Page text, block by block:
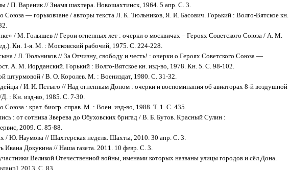
/ П. Вареник // Знамя шахтера. Новошахтинск, 1964. 5 апр. С. 3.
Союза — горьковчане / авторы текста Л. К. Тюльников, Я. И. Басович. Горький : Волго-Вятское кн.
/ М. Голышев // Герои огненных лет : очерки о москвичах – Героях Советского Союза / А. М.
Кн. 1-я. М. : Московский рабочий, 1975. С. 224‑228.
/ Л. Тюльников // За Отчизну, свободу и честь! : очерки о Героях Советского Союза —
А. М. Иорданский. Горький : Волго-Вятское кн. изд-во, 1978. Кн. 5. С. 98‑102.
штурмовой / В. О. Королев. М. : Воениздат, 1980. С. 31-32.
/ И. И. Пстыго // Над огненным Доном : очерки и воспоминания об авиаторах 8-й воздушной
: Кн. изд-во, 1985. С. 7-30.
Союза : крат. биогр. справ. М. : Воен. изд-во, 1988. Т. 1. С. 435.
: от сотника Зверева до Обуховских бригад / В. Б. Бутов. Красный Сулин :
2009. С. 85-88.
/ Ю. Наумова // Шахтерская неделя. Шахты, 2010. 30 апр. С. 3.
Ивана Докукина // Наша газета. 2011. 10 февр. С. 3.
Великой Отечественной войны, именами которых названы улицы городов и сёл Дона.
2013. С. 83.